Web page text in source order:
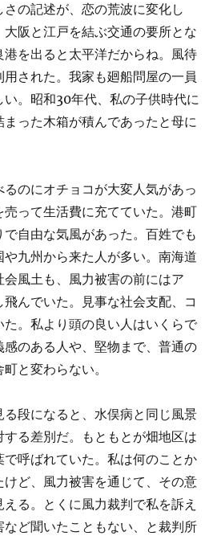
の記述が、恋の荒波に変化し
阪と江戸を結ぶ交通の要所とな
港を出ると太平洋だからね。風待
された。我家も廻船問屋の一員
い。昭和30年代、私の子供時代に
まった木箱が積んであったと母に
のにオチョコが大変人気があっ
売って生活費に充てていた。港町
自由な気風があった。百姓でも
九州から来た人が多い。南海道
風土も、風力被害の前にはア
んでいた。見事な社会支配、コ
た。私より頭の良い人はいくらで
感のある人や、堅物まで、普通の
と変わらない。
る段になると、水俣病と同じ風景
る差別だ。もともとが畑地区は
で呼ばれていた。私は何のことか
ど、風力被害を通じて、その意
る。とくに風力裁判で私を訴え
など聞いたこともない、と裁判所